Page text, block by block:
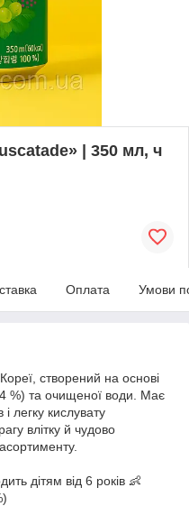
| 350 мл, ч
Оплата Умови
створений на основі
%) та очищеної води. Має
легку кислувату
влітку й чудово
дітям від 6 років 👶